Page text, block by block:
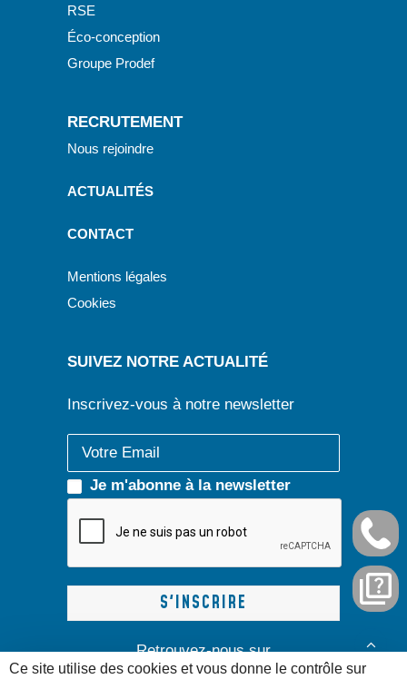
RSE
Éco-conception
Groupe Prodef
RECRUTEMENT
Nous rejoindre
ACTUALITÉS
CONTACT
Mentions légales
Cookies
SUIVEZ NOTRE ACTUALITÉ
Inscrivez-vous à notre newsletter
Je m'abonne à la newsletter
Retrouvez-nous sur
Ce site utilise des cookies et vous donne le contrôle sur